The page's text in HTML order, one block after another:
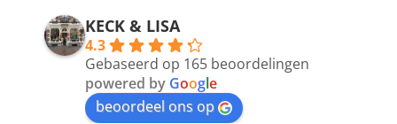
address
KECK & LISA
4.3
Gebaseerd op 165 beoordelingen
powered by Google
beoordeel ons op